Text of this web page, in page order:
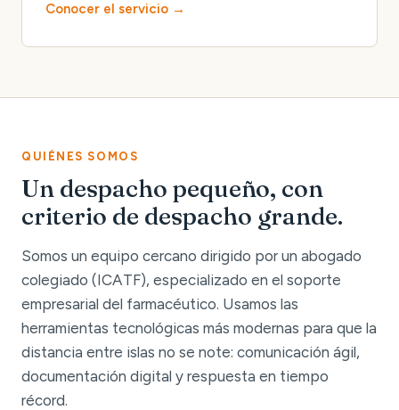
Conocer el servicio
QUIÉNES SOMOS
Un despacho pequeño, con
criterio de despacho grande.
Somos un equipo cercano dirigido por un abogado
colegiado (ICATF), especializado en el soporte
empresarial del farmacéutico. Usamos las
herramientas tecnológicas más modernas para que la
distancia entre islas no se note: comunicación ágil,
documentación digital y respuesta en tiempo
récord.